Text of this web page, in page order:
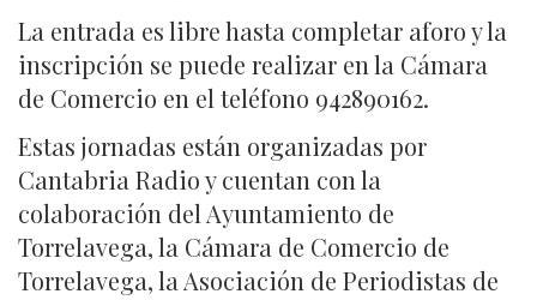
La entrada es libre hasta completar aforo y la
inscripción se puede realizar en la Cámara
de Comercio en el teléfono 942890162.
Estas jornadas están organizadas por
Cantabria Radio y cuentan con la
colaboración del Ayuntamiento de
Torrelavega, la Cámara de Comercio de
Torrelavega, la Asociación de Periodistas de